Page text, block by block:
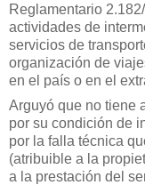
Reglamentario
actividades de
servicios de
organización de
en el país o en el
Arguyó que no tiene
por su condición de
por la falla técnica
(atribuible a la
a la prestación del